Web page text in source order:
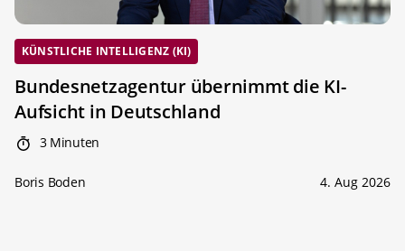
KÜNSTLICHE INTELLIGENZ (KI)
Bundesnetzagentur übernimmt die KI-
Aufsicht in Deutschland
3 Minuten
Boris Boden 4. Aug 2026